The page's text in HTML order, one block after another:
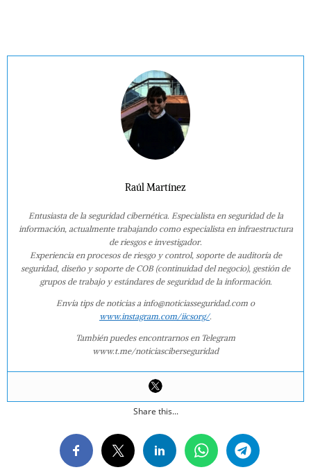
Raúl Martínez
Entusiasta de la seguridad cibernética. Especialista en seguridad de la
información, actualmente trabajando como especialista en infraestructura
de riesgos e investigador.
Experiencia en procesos de riesgo y control, soporte de auditoría de
seguridad, diseño y soporte de COB (continuidad del negocio), gestión de
grupos de trabajo y estándares de seguridad de la información.
Envía tips de noticias a info@noticiasseguridad.com o
www.instagram.com/iicsorg/.
También puedes encontrarnos en Telegram
www.t.me/noticiasciberseguridad
Share this...